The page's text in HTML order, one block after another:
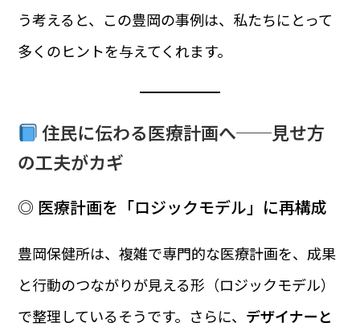
う考えると、この豊岡の事例は、私たちにとって
多くのヒントを与えてくれます。
住民に伝わる医療計画へ──見せ方
の工夫がカギ
◎ 医療計画を「ロジックモデル」に再構成
豊岡保健所は、複雑で専門的な医療計画を、成果
と行動のつながりが見える形（ロジックモデル）
で整理しているそうです。さらに、 デザイナーと